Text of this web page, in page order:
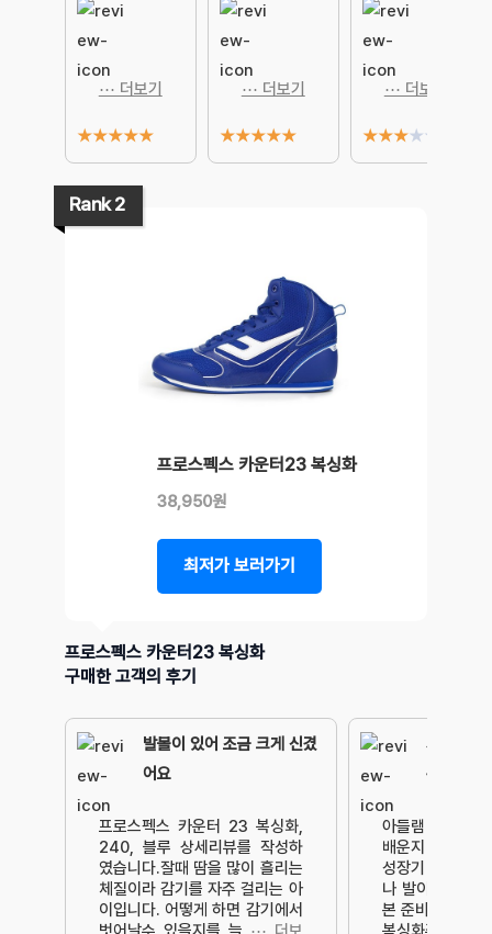
⋯ 더보기
★★★★★
⋯ 더보기
★★★★★
⋯ 더보기
★★★★★
Rank 2
프로스펙스 카운터23 복싱화
38,950원
최저가 보러가기
프로스펙스 카운터23 복싱화
구매한 고객의 후기
발볼이 있어 조금 크게 신겼
어요
프로스펙스 카운터 23 복싱화,
240, 블루 상세리뷰를 작성하
였습니다.잘때 땀을 많이 흘리는
체질이라 감기를 자주 걸리는 아
이입니다. 어떻게 하면 감기에서
가성비
완전 만족
아들램 태권도
배운지 어느덧
성장기 초등학
나 발이 쑥쑥 자
본 준비물인 만